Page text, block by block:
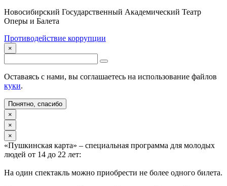
Новосибирский Государственный Академический Театр
Оперы и Балета
Противодействие коррупции
×
Оставаясь с нами, вы соглашаетесь на использование файлов
куки.
Понятно, спасибо
×
×
×
«Пушкинская карта» – специальная программа для молодых
людей от 14 до 22 лет:
На один спектакль можно приобрести не более одного билета.